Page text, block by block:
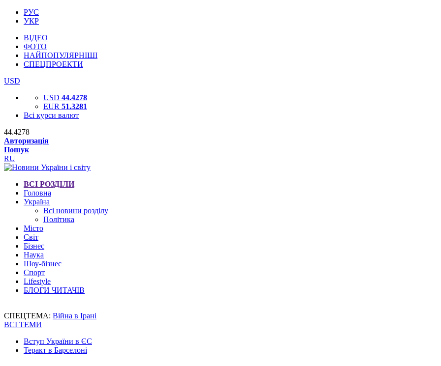
РУС
УКР
ВІДЕО
ФОТО
НАЙПОПУЛЯРНІШІ
СПЕЦПРОЕКТИ
USD
USD 44.4278
EUR 51.3281
Всі курси валют
44.4278
Авторизація
Пошук
RU
ВСІ РОЗДІЛИ
Головна
Україна
Всі новини розділу
Політика
Місто
Світ
Бізнес
Наука
Шоу-бізнес
Спорт
Lifestyle
БЛОГИ ЧИТАЧІВ
СПЕЦТЕМА: Війна в Ірані
ВСІ ТЕМИ
Вступ України в ЄС
Теракт в Барселоні